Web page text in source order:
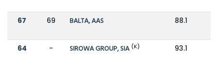
67 69 BALTA, AAS 88.1
64 - SIROWA GROUP, SIA (K) 93.1